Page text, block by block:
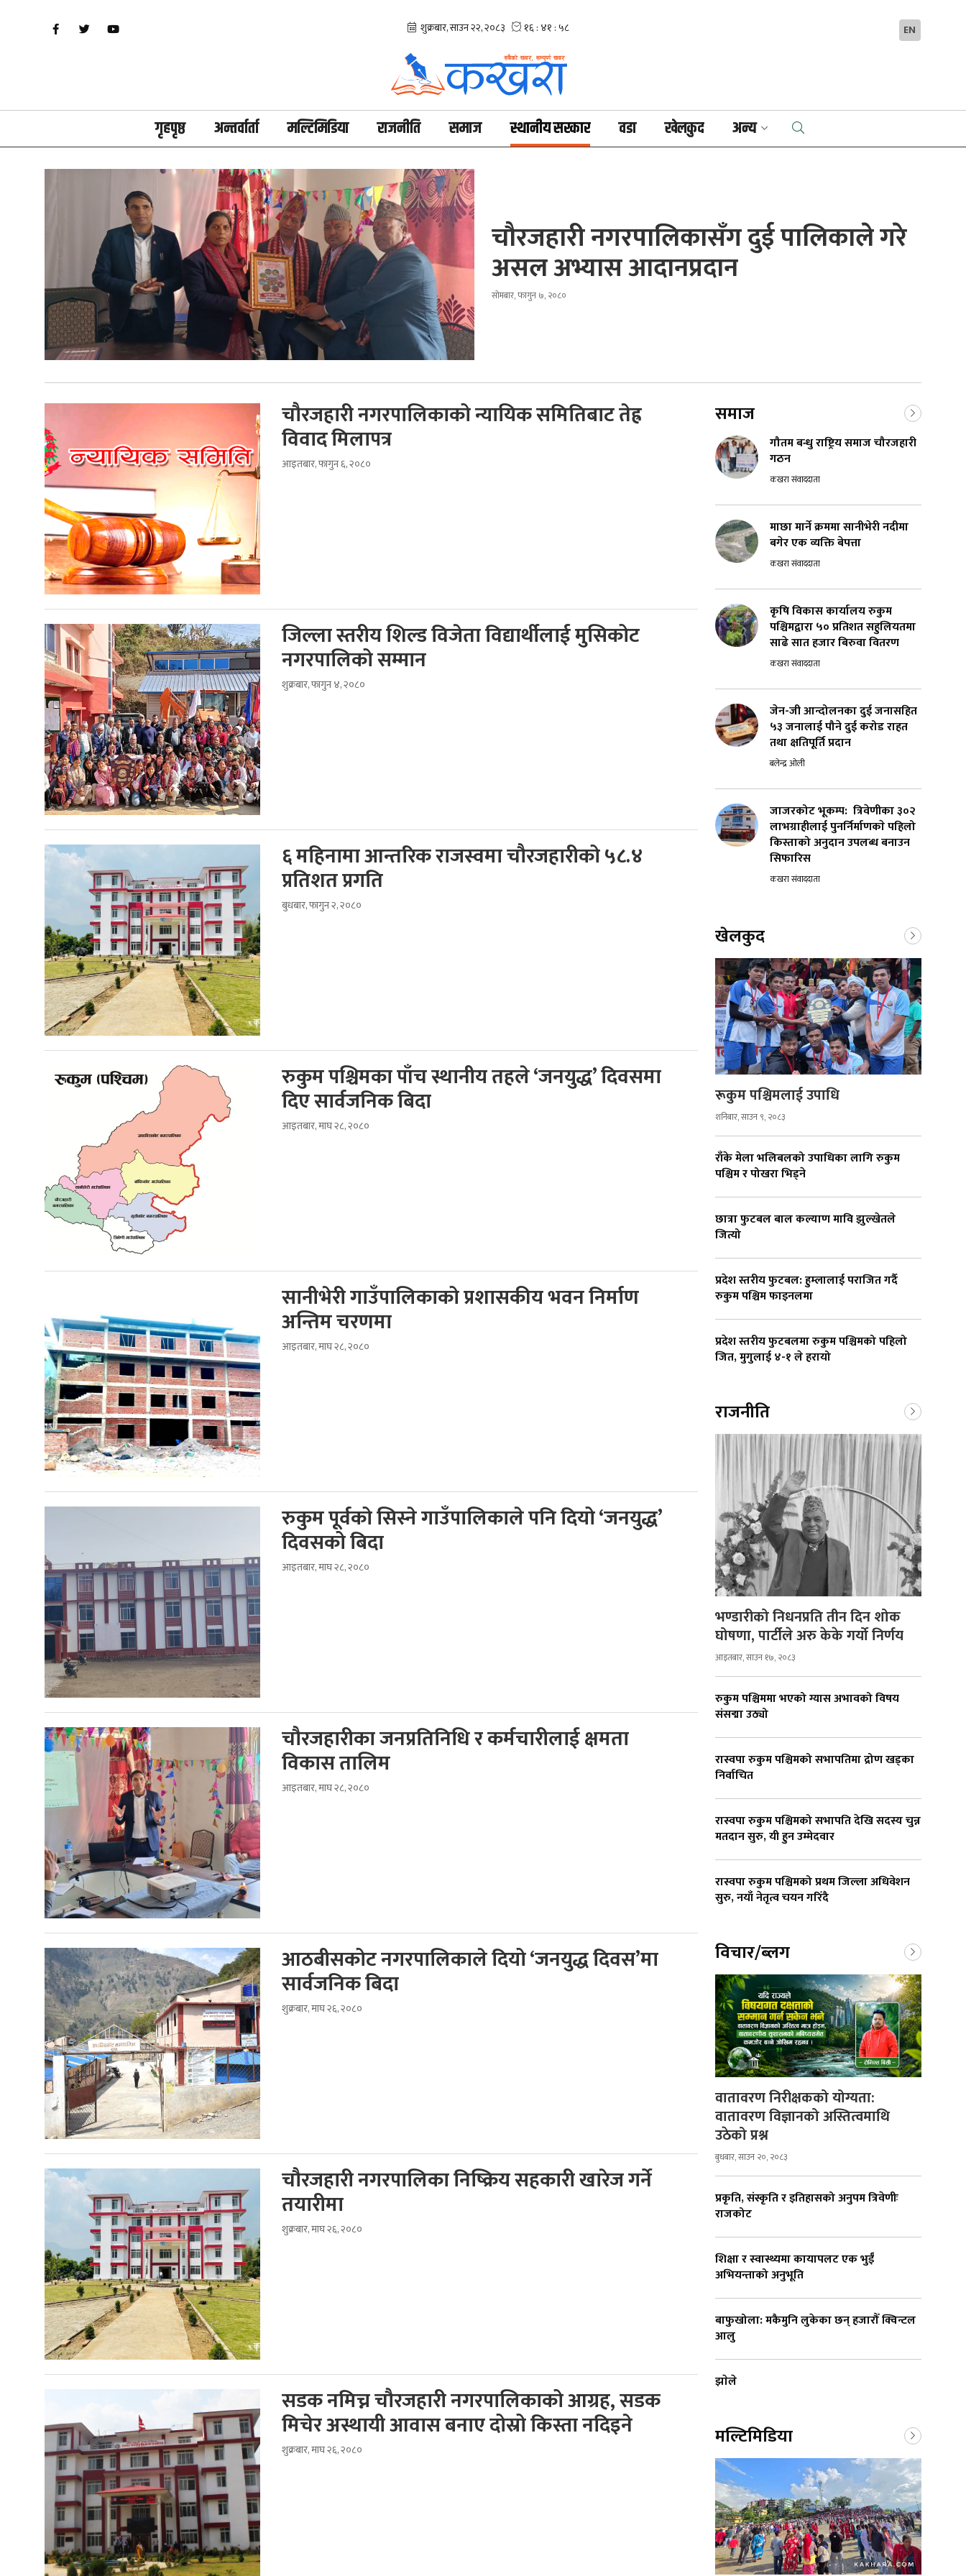
EN
गृहपृष्ठ अन्तर्वार्ता मल्टिमिडिया राजनीति समाज स्थानीय सरकार वडा खेलकुद अन्य
चौरजहारी नगरपालिकासँग दुई पालिकाले गरे
असल अभ्यास आदानप्रदान
सोमबार, फागुन ७, २०८०
चौरजहारी नगरपालिकाको न्यायिक समितिबाट तेह्र
विवाद मिलापत्र
आइतबार, फागुन ६, २०८०
जिल्ला स्तरीय शिल्ड विजेता विद्यार्थीलाई मुसिकोट
नगरपालिको सम्मान
शुक्रबार, फागुन ४, २०८०
६ महिनामा आन्तरिक राजस्वमा चौरजहारीको ५८.४
प्रतिशत प्रगति
बुधबार, फागुन २, २०८०
रुकुम पश्चिमका पाँच स्थानीय तहले ‘जनयुद्ध’ दिवसमा
दिए सार्वजनिक बिदा
आइतबार, माघ २८, २०८०
सानीभेरी गाउँपालिकाको प्रशासकीय भवन निर्माण
अन्तिम चरणमा
आइतबार, माघ २८, २०८०
रुकुम पूर्वको सिस्ने गाउँपालिकाले पनि दियो ‘जनयुद्ध’
दिवसको बिदा
आइतबार, माघ २८, २०८०
चौरजहारीका जनप्रतिनिधि र कर्मचारीलाई क्षमता
विकास तालिम
आइतबार, माघ २८, २०८०
आठबीसकोट नगरपालिकाले दियो ‘जनयुद्ध दिवस’मा
सार्वजनिक बिदा
शुक्रबार, माघ २६, २०८०
चौरजहारी नगरपालिका निष्क्रिय सहकारी खारेज गर्ने
तयारीमा
शुक्रबार, माघ २६, २०८०
सडक नमिच्न चौरजहारी नगरपालिकाको आग्रह, सडक
मिचेर अस्थायी आवास बनाए दोस्रो किस्ता नदिइने
शुक्रबार, माघ २६, २०८०
समाज
गौतम बन्धु राष्ट्रिय समाज चौरजहारी
गठन
कखरा संवाददाता
माछा मार्ने क्रममा सानीभेरी नदीमा
बगेर एक व्यक्ति बेपत्ता
कखरा संवाददाता
कृषि विकास कार्यालय रुकुम
पश्चिमद्वारा ५० प्रतिशत सहुलियतमा
साढे सात हजार बिरुवा वितरण
कखरा संवाददाता
जेन-जी आन्दोलनका दुई जनासहित
५३ जनालाई पौने दुई करोड राहत
तथा क्षतिपूर्ति प्रदान
बलेन्द्र ओली
जाजरकोट भूकम्प: त्रिवेणीका ३०२
लाभग्राहीलाई पुनर्निर्माणकाे पहिलो
किस्ताको अनुदान उपलब्ध बनाउन
सिफारिस
कखरा संवाददाता
खेलकुद
रूकुम पश्चिमलाई उपाधि
शनिबार, साउन ९, २०८३
राँके मेला भलिबलको उपाधिका लागि रुकुम
पश्चिम र पोखरा भिड्ने
छात्रा फुटबल बाल कल्याण मावि झुल्खेतले
जित्यो
प्रदेश स्तरीय फुटबल: हुम्लालाई पराजित गर्दै
रुकुम पश्चिम फाइनलमा
प्रदेश स्तरीय फुटबलमा रुकुम पश्चिमको पहिलो
जित, मुगुलाई ४-१ ले हरायो
राजनीति
भण्डारीको निधनप्रति तीन दिन शोक
घोषणा, पार्टीले अरु केके गर्यो निर्णय
आइतबार, साउन १७, २०८३
रुकुम पश्चिममा भएको ग्यास अभावको विषय
संसद्मा उठ्यो
रास्वपा रुकुम पश्चिमको सभापतिमा द्रोण खड्का
निर्वाचित
रास्वपा रुकुम पश्चिमको सभापति देखि सदस्य चुन्न
मतदान सुरु, यी हुन उम्मेदवार
रास्वपा रुकुम पश्चिमको प्रथम जिल्ला अधिवेशन
सुरु, नयाँ नेतृत्व चयन गरिँदै
विचार/ब्लग
वातावरण निरीक्षकको योग्यता:
वातावरण विज्ञानको अस्तित्वमाथि
उठेको प्रश्न
बुधबार, साउन २०, २०८३
प्रकृति, संस्कृति र इतिहासको अनुपम त्रिवेणीः
राजकोट
शिक्षा र स्वास्थ्यमा कायापलट एक भुईँ
अभियन्ताको अनुभूति
बाफुखोला: मकैमुनि लुकेका छन् हजारौँ क्विन्टल
आलु
झाेले
मल्टिमिडिया